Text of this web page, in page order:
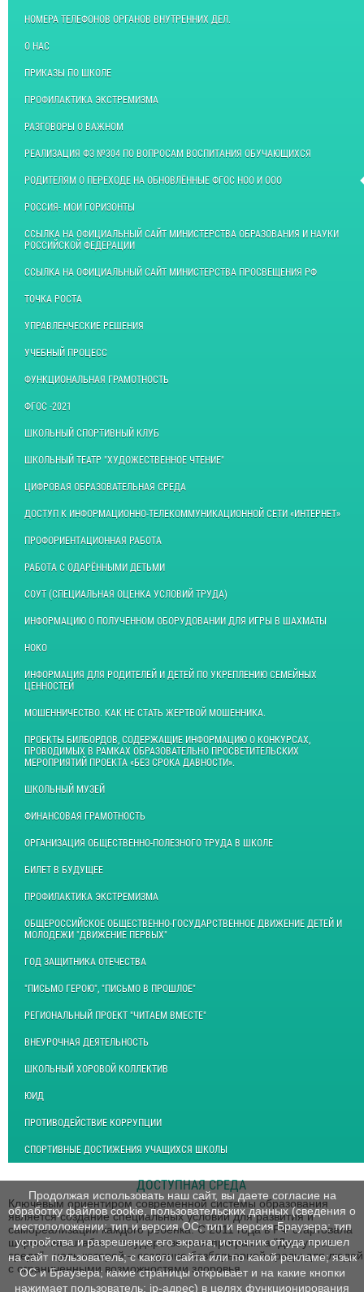
НОМЕРА ТЕЛЕФОНОВ ОРГАНОВ ВНУТРЕННИХ ДЕЛ.
О НАС
ПРИКАЗЫ ПО ШКОЛЕ
ПРОФИЛАКТИКА ЭКСТРЕМИЗМА
РАЗГОВОРЫ О ВАЖНОМ
РЕАЛИЗАЦИЯ ФЗ №304 ПО ВОПРОСАМ ВОСПИТАНИЯ ОБУЧАЮЩИХСЯ
РОДИТЕЛЯМ О ПЕРЕХОДЕ НА ОБНОВЛЁННЫЕ ФГОС НОО И ООО
РОССИЯ- МОИ ГОРИЗОНТЫ
ССЫЛКА НА ОФИЦИАЛЬНЫЙ САЙТ МИНИСТЕРСТВА ОБРАЗОВАНИЯ И НАУКИ
РОССИЙСКОЙ ФЕДЕРАЦИИ
ССЫЛКА НА ОФИЦИАЛЬНЫЙ САЙТ МИНИСТЕРСТВА ПРОСВЕЩЕНИЯ РФ
ТОЧКА РОСТА
УПРАВЛЕНЧЕСКИЕ РЕШЕНИЯ
УЧЕБНЫЙ ПРОЦЕСС
ФУНКЦИОНАЛЬНАЯ ГРАМОТНОСТЬ
ФГОС -2021
ШКОЛЬНЫЙ СПОРТИВНЫЙ КЛУБ
ШКОЛЬНЫЙ ТЕАТР "ХУДОЖЕСТВЕННОЕ ЧТЕНИЕ"
ЦИФРОВАЯ ОБРАЗОВАТЕЛЬНАЯ СРЕДА
ДОСТУП К ИНФОРМАЦИОННО-ТЕЛЕКОММУНИКАЦИОННОЙ СЕТИ «ИНТЕРНЕТ»
ПРОФОРИЕНТАЦИОННАЯ РАБОТА
РАБОТА С ОДАРЁННЫМИ ДЕТЬМИ
СОУТ (СПЕЦИАЛЬНАЯ ОЦЕНКА УСЛОВИЙ ТРУДА)
ИНФОРМАЦИЮ О ПОЛУЧЕННОМ ОБОРУДОВАНИИ ДЛЯ ИГРЫ В ШАХМАТЫ
НОКО
ИНФОРМАЦИЯ ДЛЯ РОДИТЕЛЕЙ И ДЕТЕЙ ПО УКРЕПЛЕНИЮ СЕМЕЙНЫХ
ЦЕННОСТЕЙ
МОШЕННИЧЕСТВО. КАК НЕ СТАТЬ ЖЕРТВОЙ МОШЕННИКА.
ПРОЕКТЫ БИЛБОРДОВ, СОДЕРЖАЩИЕ ИНФОРМАЦИЮ О КОНКУРСАХ,
ПРОВОДИМЫХ В РАМКАХ ОБРАЗОВАТЕЛЬНО ПРОСВЕТИТЕЛЬСКИХ
МЕРОПРИЯТИЙ ПРОЕКТА «БЕЗ СРОКА ДАВНОСТИ».
ШКОЛЬНЫЙ МУЗЕЙ
ФИНАНСОВАЯ ГРАМОТНОСТЬ
ОРГАНИЗАЦИЯ ОБЩЕСТВЕННО-ПОЛЕЗНОГО ТРУДА В ШКОЛЕ
БИЛЕТ В БУДУЩЕЕ
ПРОФИЛАКТИКА ЭКСТРЕМИЗМА
ОБЩЕРОССИЙСКОЕ ОБЩЕСТВЕННО-ГОСУДАРСТВЕННОЕ ДВИЖЕНИЕ ДЕТЕЙ И
МОЛОДЕЖИ "ДВИЖЕНИЕ ПЕРВЫХ"
ГОД ЗАЩИТНИКА ОТЕЧЕСТВА
"ПИСЬМО ГЕРОЮ", "ПИСЬМО В ПРОШЛОЕ"
РЕГИОНАЛЬНЫЙ ПРОЕКТ "ЧИТАЕМ ВМЕСТЕ"
ВНЕУРОЧНАЯ ДЕЯТЕЛЬНОСТЬ
ШКОЛЬНЫЙ ХОРОВОЙ КОЛЛЕКТИВ
ЮИД
ПРОТИВОДЕЙСТВИЕ КОРРУПЦИИ
СПОРТИВНЫЕ ДОСТИЖЕНИЯ УЧАЩИХСЯ ШКОЛЫ
ДОСТУПНАЯ СРЕДА
Ключевым ориентиром современной системы образования
является создание специальных условий для развития и
самореализации каждого ребенка. С 2011 года в РФ стартовала
широкомасштабная государственная программа "Доступная
среда", цель которой – создание безбарьерной среды для людей
с ограниченными возможностями здоровья.
Продолжая использовать наш сайт, вы даете согласие на
обработку файлов cookie, пользовательских данных (сведения о
местоположении; тип и версия ОС; тип и версия Браузера; тип
устройства и разрешение его экрана; источник откуда пришел
на сайт пользователь; с какого сайта или по какой рекламе; язык
ОС и Браузера; какие страницы открывает и на какие кнопки
нажимает пользователь; ip-адрес) в целях функционирования